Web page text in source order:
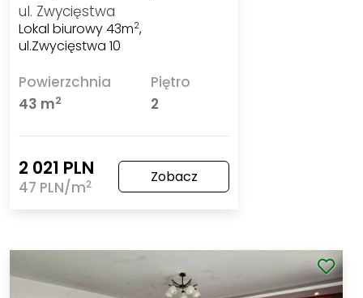
ul. Zwycięstwa
Lokal biurowy 43m2,
ul.Zwycięstwa 10
Powierzchnia
43 m2
Piętro
2
2 021 PLN
47 PLN/m2 Zobacz